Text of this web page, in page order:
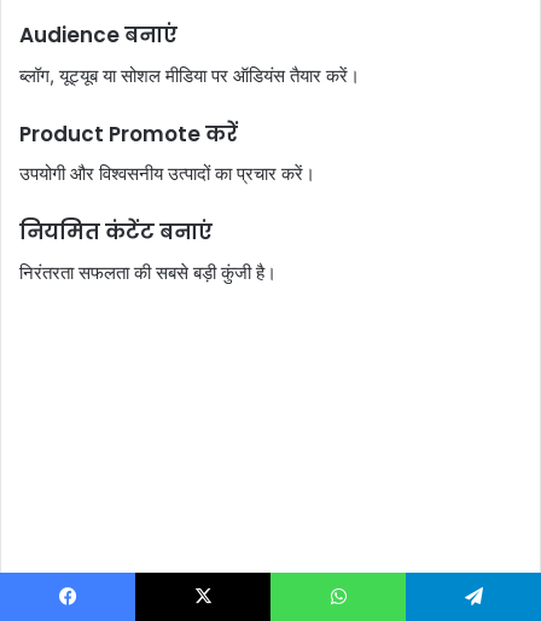
Audience बनाएं
ब्लॉग, यूट्यूब या सोशल मीडिया पर ऑडियंस तैयार करें।
Product Promote करें
उपयोगी और विश्वसनीय उत्पादों का प्रचार करें।
नियमित कंटेंट बनाएं
निरंतरता सफलता की सबसे बड़ी कुंजी है।